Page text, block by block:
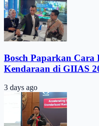
Bosch Paparkan Cara
Kendaraan di GIIAS
3 days ago